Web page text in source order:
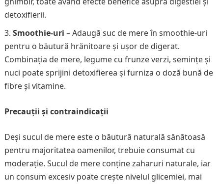
detoxifierii.
Smoothie-uri – Adaugă suc de mere în smoothie-uri
pentru o băutură hrănitoare și ușor de digerat.
Combinația de mere, legume cu frunze verzi, semințe și
nuci poate sprijini detoxifierea și furniza o doză bună de
fibre și vitamine.
Precauții și contraindicații
Deși sucul de mere este o băutură naturală sănătoasă
pentru majoritatea oamenilor, trebuie consumat cu
moderație. Sucul de mere conține zaharuri naturale, iar
un consum excesiv poate crește nivelul glicemiei, mai